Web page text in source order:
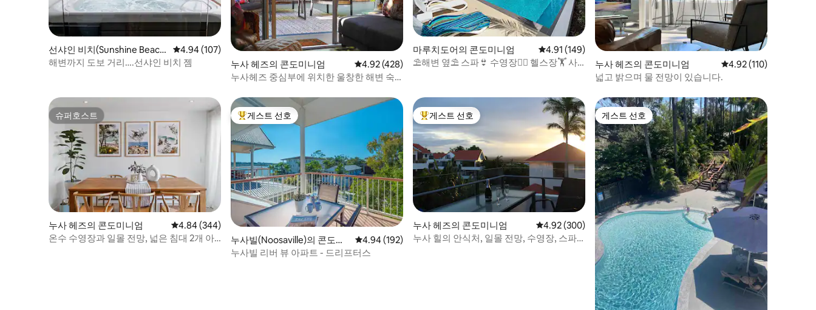
선샤인 비치(Sunshine Beach)
의 콘도미니엄
평점 4.94점(5점 만점), 후기 107개
4.94 (107)
해변까지 도보 거리….선샤인 비치 젬
누사 헤즈의 콘도미니엄 평점 4.92점(5점 만점), 후기 428개
4.92 (428)
누사헤즈 중심부에 위치한 울창한 해변 숙
마루치도어의 콘도미니엄 평점 4.91점(5점 만점), 후기 149개
4.91 (149)
⛱해변 옆⛱ 스파👙 수영장🏊‍♀️ 헬스장🏋️ 사
누사 헤즈의 콘도미니엄 평점 4.92점(5점 만점),
4.92 (110)
넓고 밝으며 물 전망이 있습니다.
슈퍼호스트
슈퍼호스트
누사 헤즈의 콘도미니엄 평점 4.84점(5점 만점), 후기 344개
4.84 (344)
온수 수영장과 일몰 전망, 넓은 침대 2개 아
상위 게스트 선호
게스트 선호
누사빌(Noosaville)의 콘도미
니엄
평점 4.94점(5점 만점), 후기 192개
4.94 (192)
누사빌 리버 뷰 아파트 - 드리프터스
상위 게스트 선호
게스트 선호
누사 헤즈의 콘도미니엄 평점 4.92점(5점 만점), 후기 300개
4.92 (300)
누사 힐의 안식처, 일몰 전망, 수영장, 스파,
게스트 선호
게스트 선호